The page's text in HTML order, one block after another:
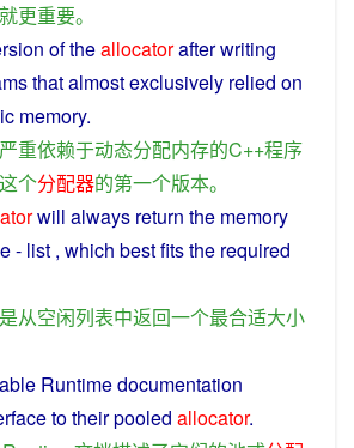
就更重要。
oftheallocatorafterwriting
thatalmostexclusively relied on
memory.
严重依赖于动态分配内存的C++程序
这个分配器的第一个版本。
will always return the memory
- list , which best fitsthe required
从空闲列表中返回一个最合适大小
Runtimedocumentation
totheirpooled allocator.